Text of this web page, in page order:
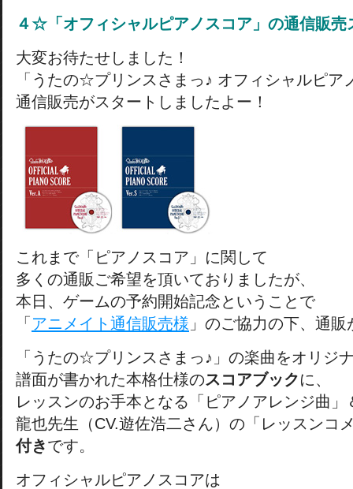
４☆「オフィシャルピアノスコア」の通信販売
大変お待たせしました！
「うたの☆プリンスさまっ♪ オフィシャルピア
通信販売がスタートしましたよー！
これまで「ピアノスコア」に関して
多くの通販ご希望を頂いておりましたが、
本日、ゲームの予約開始記念ということで
「 アニメイト通信販売様 」のご協力の下、通
「うたの☆プリンスさまっ♪」の楽曲をオリジ
譜面が書かれた本格仕様のスコアブックに、
レッスンのお手本となる「ピアノアレンジ曲」
龍也先生（CV.遊佐浩二さん）の「レッスンコ
付きです。
オフィシャルピアノスコアは